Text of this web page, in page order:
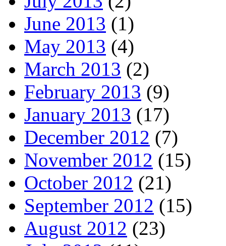
June 2013 (1)
May 2013 (4)
March 2013 (2)
February 2013 (9)
January 2013 (17)
December 2012 (7)
November 2012 (15)
October 2012 (21)
September 2012 (15)
August 2012 (23)